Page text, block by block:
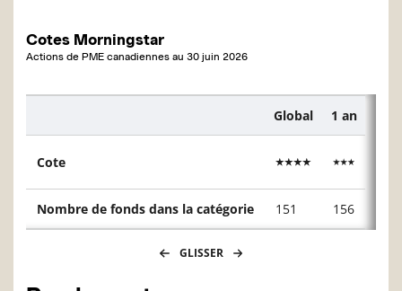
Cotes Morningstar
Actions de PME canadiennes au 30 juin 2026
Global 1 an
Cote
Nombre de fonds dans la catégorie 151 156
GLISSER